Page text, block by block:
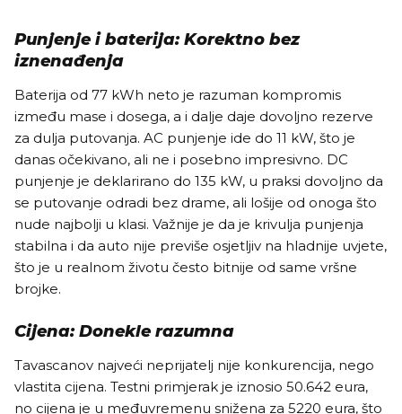
Punjenje i baterija: Korektno bez
iznenađenja
Baterija od 77 kWh neto je razuman kompromis
između mase i dosega, a i dalje daje dovoljno rezerve
za dulja putovanja. AC punjenje ide do 11 kW, što je
danas očekivano, ali ne i posebno impresivno. DC
punjenje je deklarirano do 135 kW, u praksi dovoljno da
se putovanje odradi bez drame, ali lošije od onoga što
nude najbolji u klasi. Važnije je da je krivulja punjenja
stabilna i da auto nije previše osjetljiv na hladnije uvjete,
što je u realnom životu često bitnije od same vršne
brojke.
Cijena: Donekle razumna
Tavascanov najveći neprijatelj nije konkurencija, nego
vlastita cijena. Testni primjerak je iznosio 50.642 eura,
no cijena je u međuvremenu snižena za 5220 eura, što